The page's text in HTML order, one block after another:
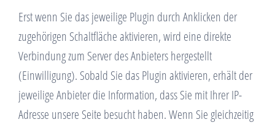
Erst wenn Sie das jeweilige Plugin durch Anklicken der
zugehörigen Schaltfläche aktivieren, wird eine direkte
Verbindung zum Server des Anbieters hergestellt
(Einwilligung). Sobald Sie das Plugin aktivieren, erhält der
jeweilige Anbieter die Information, dass Sie mit Ihrer IP-
Adresse unsere Seite besucht haben. Wenn Sie gleichzeitig